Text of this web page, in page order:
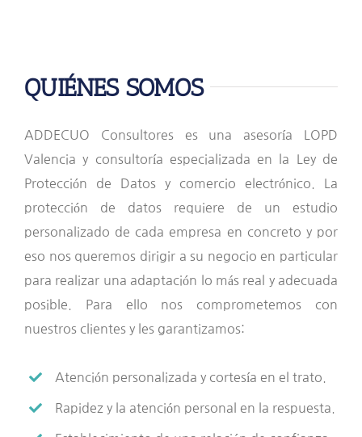
QUIÉNES SOMOS
ADDECUO Consultores es una asesoría LOPD
Valencia y consultoría especializada en la Ley de
Protección de Datos y comercio electrónico. La
protección de datos requiere de un estudio
personalizado de cada empresa en concreto y por
eso nos queremos dirigir a su negocio en particular
para realizar una adaptación lo más real y adecuada
posible. Para ello nos comprometemos con
nuestros clientes y les garantizamos:
Atención personalizada y cortesía en el trato.
Rapidez y la atención personal en la respuesta.